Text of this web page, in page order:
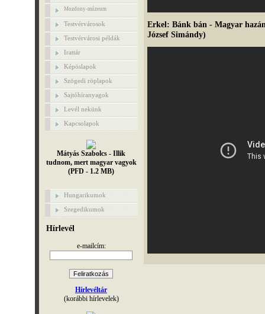
Mozdony-múzeum
Testvérvárosok
Testvérvárosi példák
Irattár
Képöslapok
Szögedi röplapok
Sajtóhíranyagok
Levél nekünk
Kapcsolapok
Mátyás Szabolcs - Illik
tudnom, mert magyar vagyok
(PFD - 1.2 MB)
Hungarikumok
Szegedikumok
Hírlevél
e-mailcím:
Hírlevéltár
(korábbi hírlevelek)
Erkel: Bánk bán - Magyar
József Simándy)